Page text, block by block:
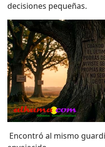
decisiones pequeñas.
Encontró al mismo